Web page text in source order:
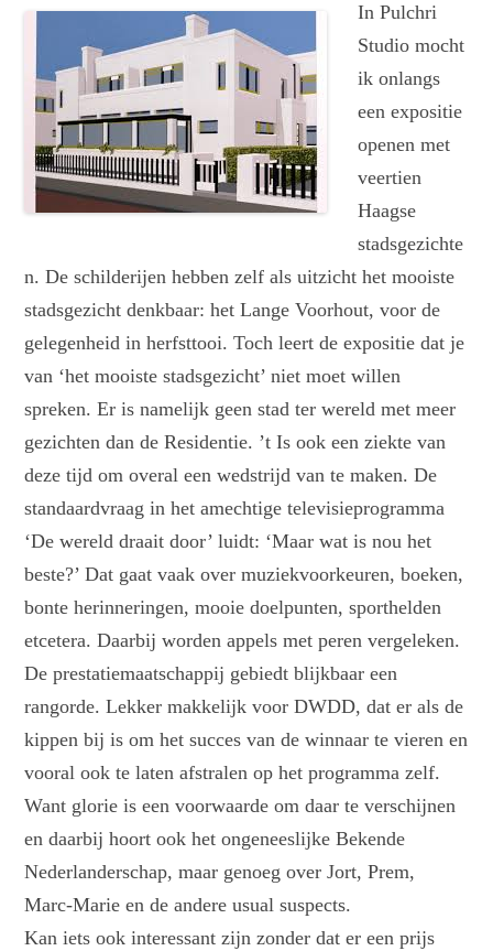
In Pulchri
Studio mocht
ik onlangs
een expositie
openen met
veertien
Haagse
stadsgezichte
n. De schilderijen hebben zelf als uitzicht het mooiste
stadsgezicht denkbaar: het Lange Voorhout, voor de
gelegenheid in herfsttooi. Toch leert de expositie dat je
van ‘het mooiste stadsgezicht’ niet moet willen
spreken. Er is namelijk geen stad ter wereld met meer
gezichten dan de Residentie. ’t Is ook een ziekte van
deze tijd om overal een wedstrijd van te maken. De
standaardvraag in het amechtige televisieprogramma
‘De wereld draait door’ luidt: ‘Maar wat is nou het
beste?’ Dat gaat vaak over muziekvoorkeuren, boeken,
bonte herinneringen, mooie doelpunten, sporthelden
etcetera. Daarbij worden appels met peren vergeleken.
De prestatiemaatschappij gebiedt blijkbaar een
rangorde. Lekker makkelijk voor DWDD, dat er als de
kippen bij is om het succes van de winnaar te vieren en
vooral ook te laten afstralen op het programma zelf.
Want glorie is een voorwaarde om daar te verschijnen
en daarbij hoort ook het ongeneeslijke Bekende
Nederlanderschap, maar genoeg over Jort, Prem,
Marc-Marie en de andere usual suspects.
Kan iets ook interessant zijn zonder dat er een prijs